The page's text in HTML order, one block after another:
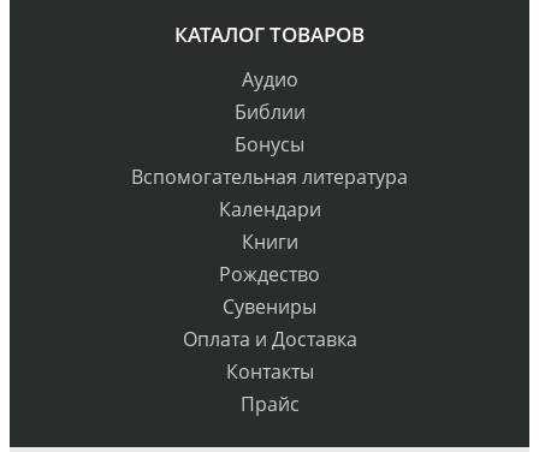
КАТАЛОГ ТОВАРОВ
Аудио
Библии
Бонусы
Вспомогательная литература
Календари
Книги
Рождество
Сувениры
Оплата и Доставка
Контакты
Прайс